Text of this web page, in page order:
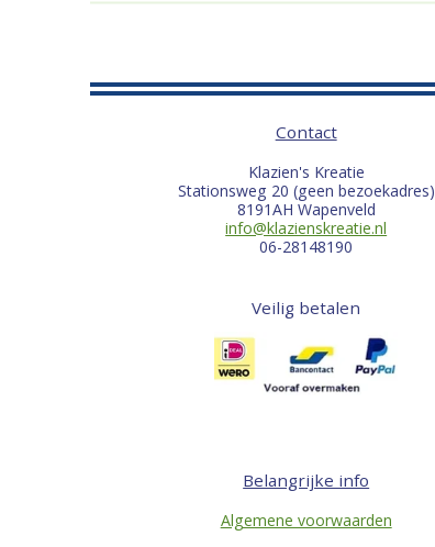
Contact
Klazien's Kreatie
Stationsweg 20 (geen bezoekadres)
8191AH Wapenveld
info@klazienskreatie.nl
06-28148190
Veilig betalen
Belangrijke info
Algemene voorwaarden